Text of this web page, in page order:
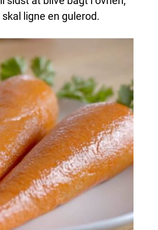
ligne en gulerod.